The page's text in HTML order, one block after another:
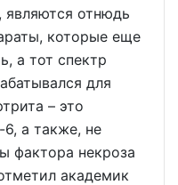
являются отнюдь
которые еще
а тот спектр
для
– это
6, а также, не
фактора некроза
академик